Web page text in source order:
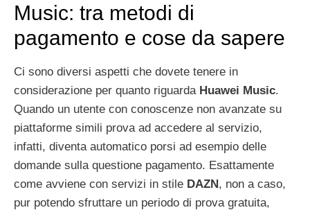
Music: tra metodi di
pagamento e cose da sapere
Ci sono diversi aspetti che dovete tenere in
considerazione per quanto riguarda Huawei Music.
Quando un utente con conoscenze non avanzate su
piattaforme simili prova ad accedere al servizio,
infatti, diventa automatico porsi ad esempio delle
domande sulla questione pagamento. Esattamente
come avviene con servizi in stile DAZN, non a caso,
pur potendo sfruttare un periodo di prova gratuita,